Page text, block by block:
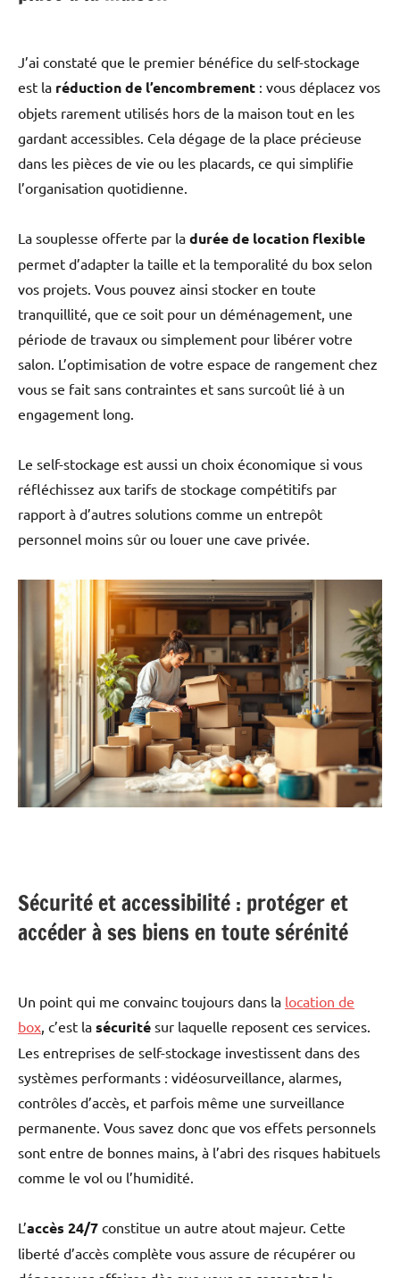
J’ai constaté que le premier bénéfice du self-stockage
est la réduction de l’encombrement : vous déplacez vos
objets rarement utilisés hors de la maison tout en les
gardant accessibles. Cela dégage de la place précieuse
dans les pièces de vie ou les placards, ce qui simplifie
l’organisation quotidienne.
La souplesse offerte par la durée de location flexible
permet d’adapter la taille et la temporalité du box selon
vos projets. Vous pouvez ainsi stocker en toute
tranquillité, que ce soit pour un déménagement, une
période de travaux ou simplement pour libérer votre
salon. L’optimisation de votre espace de rangement chez
vous se fait sans contraintes et sans surcoût lié à un
engagement long.
Le self-stockage est aussi un choix économique si vous
réfléchissez aux tarifs de stockage compétitifs par
rapport à d’autres solutions comme un entrepôt
personnel moins sûr ou louer une cave privée.
Sécurité et accessibilité : protéger et
accéder à ses biens en toute sérénité
Un point qui me convainc toujours dans la location de
box, c’est la sécurité sur laquelle reposent ces services.
Les entreprises de self-stockage investissent dans des
systèmes performants : vidéosurveillance, alarmes,
contrôles d’accès, et parfois même une surveillance
permanente. Vous savez donc que vos effets personnels
sont entre de bonnes mains, à l’abri des risques habituels
comme le vol ou l’humidité.
L’accès 24/7 constitue un autre atout majeur. Cette
liberté d’accès complète vous assure de récupérer ou